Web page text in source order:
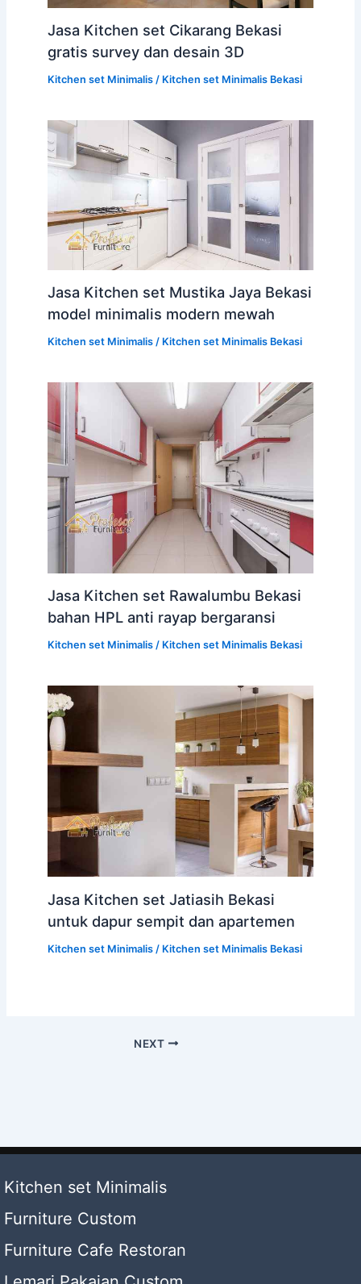
Jasa Kitchen set Cikarang Bekasi
gratis survey dan desain 3D
Kitchen set Minimalis/ Kitchen set Minimalis Bekasi
Jasa Kitchen set Mustika Jaya Bekasi
model minimalis modern mewah
Kitchen set Minimalis/ Kitchen set Minimalis Bekasi
Jasa Kitchen set Rawalumbu Bekasi
bahan HPL anti rayap bergaransi
Kitchen set Minimalis/ Kitchen set Minimalis Bekasi
Jasa Kitchen set Jatiasih Bekasi
untuk dapur sempit dan apartemen
Kitchen set Minimalis/ Kitchen set Minimalis Bekasi
NEXT
Kitchen set Minimalis
Furniture Custom
Furniture Cafe Restoran